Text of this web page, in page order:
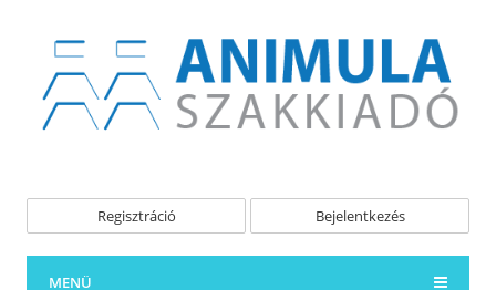
Regisztráció Bejelentkezés
MENÜ